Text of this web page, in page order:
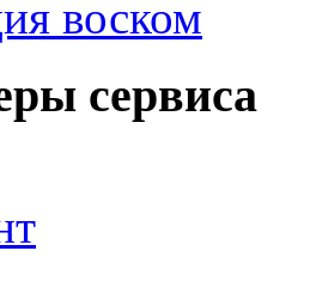
воском
сервиса